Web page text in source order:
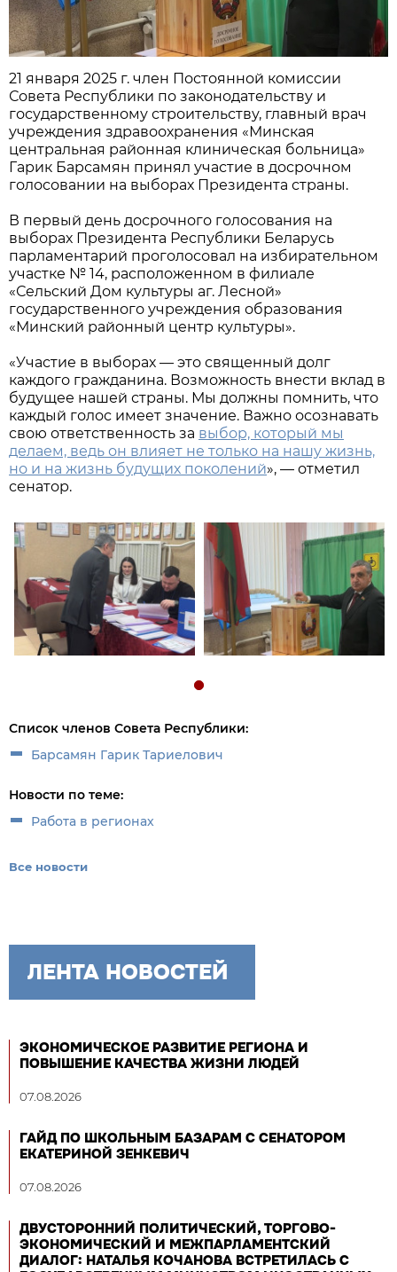
21 января 2025 г. член Постоянной комиссии
Совета Республики по законодательству и
государственному строительству, главный врач
учреждения здравоохранения «Минская
центральная районная клиническая больница»
Гарик Барсамян принял участие в досрочном
голосовании на выборах Президента страны.
В первый день досрочного голосования на
выборах Президента Республики Беларусь
парламентарий проголосовал на избирательном
участке № 14, расположенном в филиале
«Сельский Дом культуры аг. Лесной»
государственного учреждения образования
«Минский районный центр культуры».
«Участие в выборах — это священный долг
каждого гражданина. Возможность внести вклад в
будущее нашей страны. Мы должны помнить, что
каждый голос имеет значение. Важно осознавать
свою ответственность за выбор, который мы
делаем, ведь он влияет не только на нашу жизнь,
но и на жизнь будущих поколений», — отметил
сенатор.
Список членов Совета Республики:
Барсамян Гарик Тариелович
Новости по теме:
Работа в регионах
Все новости
ЛЕНТА НОВОСТЕЙ
ЭКОНОМИЧЕСКОЕ РАЗВИТИЕ РЕГИОНА И
ПОВЫШЕНИЕ КАЧЕСТВА ЖИЗНИ ЛЮДЕЙ
07.08.2026
ГАЙД ПО ШКОЛЬНЫМ БАЗАРАМ С СЕНАТОРОМ
ЕКАТЕРИНОЙ ЗЕНКЕВИЧ
07.08.2026
ДВУСТОРОННИЙ ПОЛИТИЧЕСКИЙ, ТОРГОВО-
ЭКОНОМИЧЕСКИЙ И МЕЖПАРЛАМЕНТСКИЙ
ДИАЛОГ: НАТАЛЬЯ КОЧАНОВА ВСТРЕТИЛАСЬ С